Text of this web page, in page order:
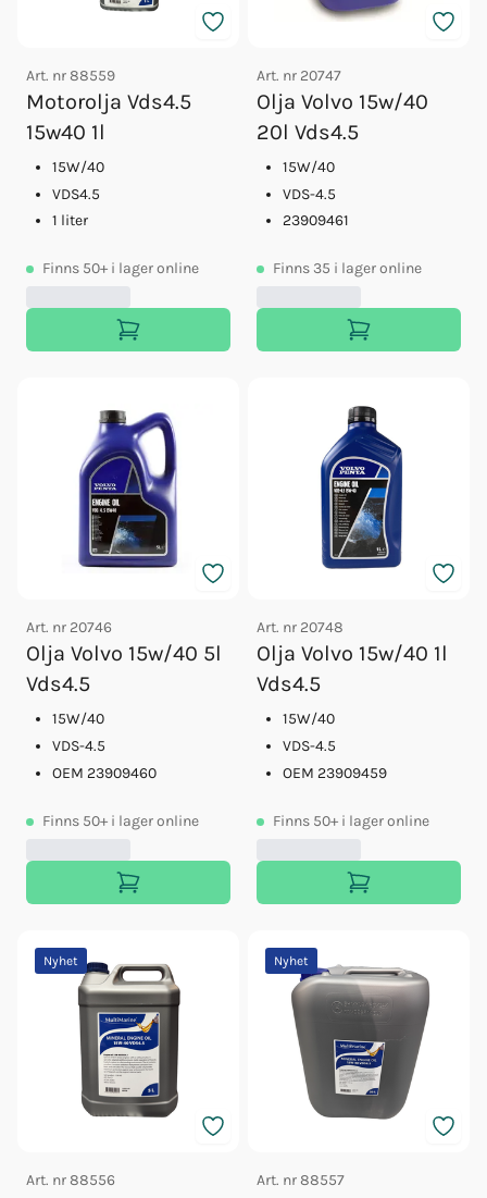
Art. nr88559
Motorolja Vds4.5
15w40 1l
15W/40
VDS4.5
1 liter
Finns 50+ i lager online
Art. nr 20747
Olja Volvo 15w/40
20l Vds4.5
15W/40
VDS-4.5
23909461
Finns 35 i lager online
Art. nr 20746
Olja Volvo 15w/40 5l
Vds4.5
15W/40
VDS-4.5
OEM 23909460
Finns 50+ i lager online
Art. nr 20748
Olja Volvo 15w/40 1l
Vds4.5
15W/40
VDS-4.5
OEM 23909459
Finns 50+ i lager online
Nyhet
Art. nr88556
Nyhet
Art. nr88557